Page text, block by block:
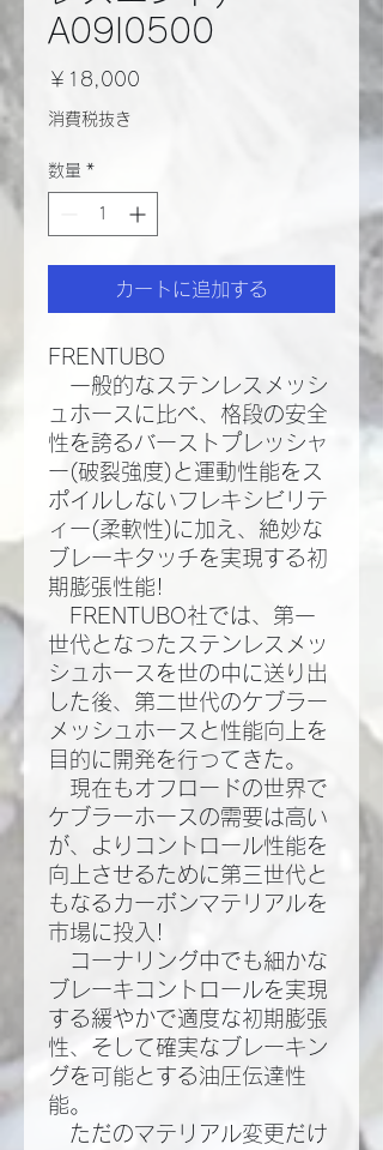
A09I0500
￥18,000
消費税抜き
数量 *
カートに追加する
FRENTUBO
一般的なステンレスメッシ
ュホースに比べ、格段の安全
性を誇るバーストプレッシャ
ー(破裂強度)と運動性能をス
ポイルしないフレキシビリテ
ィー(柔軟性)に加え、絶妙な
ブレーキタッチを実現する初
期膨張性能!​
FRENTUBO社では、第一
世代となったステンレスメッ
シュホースを世の中に送り出
した後、第二世代のケブラー
メッシュホースと性能向上を
目的に開発を行ってきた。​
現在もオフロードの世界で
ケブラーホースの需要は高い
が、よりコントロール性能を
向上させるために第三世代と
もなるカーボンマテリアルを
市場に投入!​
コーナリング中でも細かな
ブレーキコントロールを実現
する緩やかで適度な初期膨張
性、そして確実なブレーキン
グを可能とする油圧伝達性
能。​
ただのマテリアル変更だけ